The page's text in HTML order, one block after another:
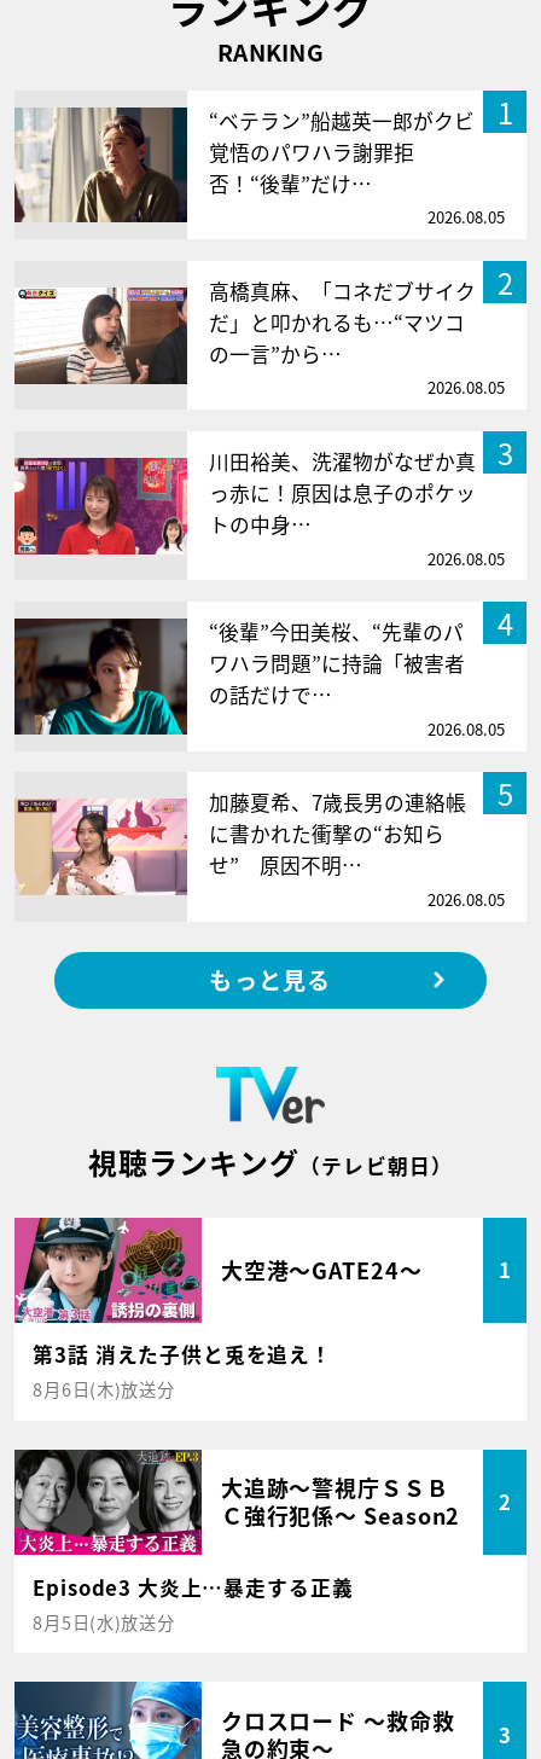
RANKING
1
“ベテラン”船越英一郎がクビ
覚悟のパワハラ謝罪拒
否！“後輩”だけ…
2026.08.05
2
高橋真麻、「コネだブサイク
だ」と叩かれるも…“マツコ
の一言”から…
2026.08.05
3
川田裕美、洗濯物がなぜか真
っ赤に！原因は息子のポケッ
トの中身…
2026.08.05
4
“後輩”今田美桜、“先輩のパ
ワハラ問題”に持論「被害者
の話だけで…
2026.08.05
5
加藤夏希、7歳長男の連絡帳
に書かれた衝撃の“お知ら
せ” 原因不明…
2026.08.05
もっと見る
視聴ランキング （テレビ朝日）
大空港～GATE24～ 1
第3話 消えた子供と兎を追え！
8月6日(木)放送分
大追跡～警視庁ＳＳＢ
Ｃ強行犯係～ Season2
2
Episode3 大炎上…暴走する正義
8月5日(水)放送分
クロスロード ～救命救
急の約束～
3